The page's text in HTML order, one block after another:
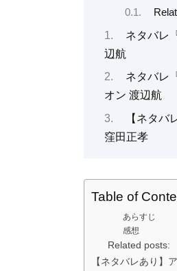
ネタバレ
辺航
ネタバレ
オン 渡辺航
【ネタ
窪田正孝
Table of
あらすじ
感想
Related posts:
【ネタバレあり